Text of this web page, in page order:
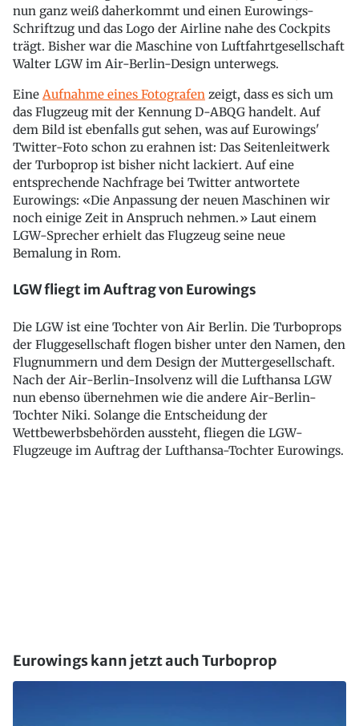
nun ganz weiß daherkommt und einen Eurowings-
Schriftzug und das Logo der Airline nahe des Cockpits
trägt. Bisher war die Maschine von Luftfahrtgesellschaft
Walter LGW im Air-Berlin-Design unterwegs.
Eine Aufnahme eines Fotografen zeigt, dass es sich um
das Flugzeug mit der Kennung D-ABQG handelt. Auf
dem Bild ist ebenfalls gut sehen, was auf Eurowings'
Twitter-Foto schon zu erahnen ist: Das Seitenleitwerk
der Turboprop ist bisher nicht lackiert. Auf eine
entsprechende Nachfrage bei Twitter antwortete
Eurowings: «Die Anpassung der neuen Maschinen wir
noch einige Zeit in Anspruch nehmen.» Laut einem
LGW-Sprecher erhielt das Flugzeug seine neue
Bemalung in Rom.
LGW fliegt im Auftrag von Eurowings
Die LGW ist eine Tochter von Air Berlin. Die Turboprops
der Fluggesellschaft flogen bisher unter den Namen, den
Flugnummern und dem Design der Muttergesellschaft.
Nach der Air-Berlin-Insolvenz will die Lufthansa LGW
nun ebenso übernehmen wie die andere Air-Berlin-
Tochter Niki. Solange die Entscheidung der
Wettbewerbsbehörden aussteht, fliegen die LGW-
Flugzeuge im Auftrag der Lufthansa-Tochter Eurowings.
Eurowings kann jetzt auch Turboprop